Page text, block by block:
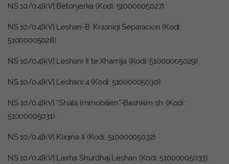
NS 10/0.4[kV] Betonjerka (Kodi: 51000005027)
NS 10/0.4[kV] Leshan-B. Krasniqi Separacion (Kodi:
51000005028)
NS 10/0.4[kV] Leshani II te Xhamija (Kodi: 51000005029)
NS 10/0.4[kV] Leshani 4 (Kodi: 51000005030)
NS 10/0.4[kV] “Shala Immobilien”-Bashkim sh. (Kodi:
51000005031)
NS 10/0.4[kV] Kliqina II (Kodi: 51000005032)
NS 10/0.4[kV] Laxha Shurdhaj Leshan (Kodi: 51000005033)